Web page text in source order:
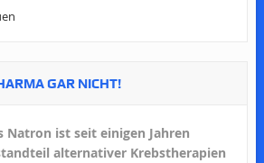
GAR NICHT!
Natron ist seit einigen Jahren
alternativer Krebstherapien